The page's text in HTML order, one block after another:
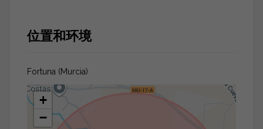
位置和环境
Fortuna (Murcia)
+
−